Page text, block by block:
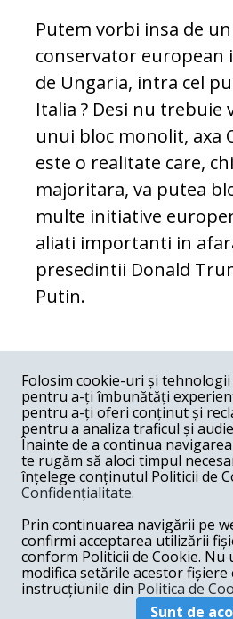
Putem vorbi insa de
conservator european
de Ungaria, intra cel
Italia ? Desi nu trebuie
unui bloc monolit, axa
este o realitate care,
majoritara, va putea
multe initiative
aliati importanti in
presedintii Donald
Putin.
COMENTARII
Nume
Email
Postează comentariu
Folosim cookie-uri și
pentru a-ți îmbunătăți
pentru a-ți oferi conținut și
pentru a analiza traficul și
Înainte de a continua
te rugăm să aloci timpul
înțelege conținutul Politicii de
Confidențialitate.
Prin continuarea navigării pe
confirmi acceptarea utilizării
conform Politicii de Cookie. Nu
modifica setările acestor
instrucțiunile din Politica de
Sunt de